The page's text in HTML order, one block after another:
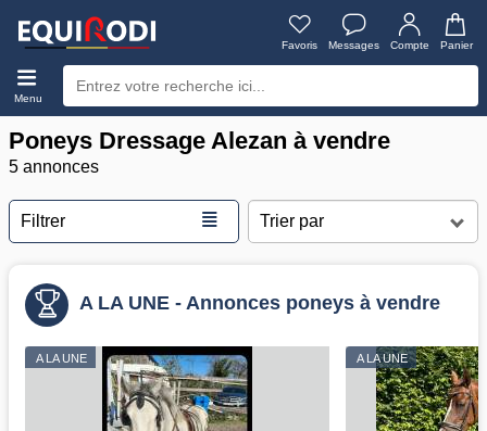
Favoris Messages Compte Panier
Menu
Poneys Dressage Alezan à vendre
5 annonces
Filtrer ≣
A LA UNE - Annonces poneys à vendre
A LA UNE A LA UNE